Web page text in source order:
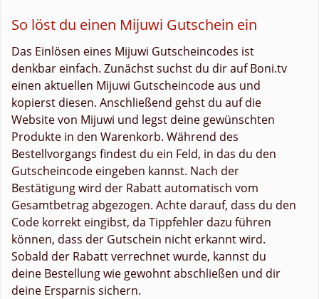
So löst du einen Mijuwi Gutschein ein
Das Einlösen eines Mijuwi Gutscheincodes ist
denkbar einfach. Zunächst suchst du dir auf Boni.tv
einen aktuellen Mijuwi Gutscheincode aus und
kopierst diesen. Anschließend gehst du auf die
Website von Mijuwi und legst deine gewünschten
Produkte in den Warenkorb. Während des
Bestellvorgangs findest du ein Feld, in das du den
Gutscheincode eingeben kannst. Nach der
Bestätigung wird der Rabatt automatisch vom
Gesamtbetrag abgezogen. Achte darauf, dass du den
Code korrekt eingibst, da Tippfehler dazu führen
können, dass der Gutschein nicht erkannt wird.
Sobald der Rabatt verrechnet wurde, kannst du
deine Bestellung wie gewohnt abschließen und dir
deine Ersparnis sichern.